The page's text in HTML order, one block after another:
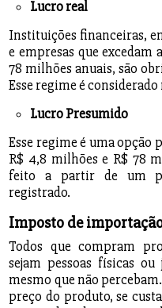
Lucro real
Instituições financeiras,
e empresas que
78 milhões anuais, são
Esse regime é
Lucro Presumido
Esse regime é uma opção
R$ 4,8 milhões e R$ 78
feito a partir de um
registrado.
Imposto de
Todos que compram
sejam pessoas físicas
mesmo que não
preço do produto, se